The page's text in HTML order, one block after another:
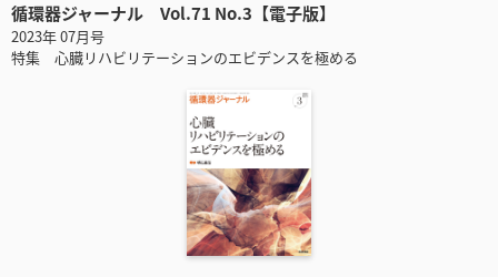
循環器ジャーナル Vol.71 No.3【電子版】
2023年 07月号
特集 心臓リハビリテーションのエビデンスを極める